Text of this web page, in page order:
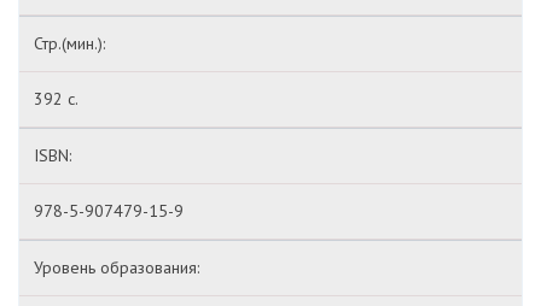
Стр.(мин.):
392 с.
ISBN:
978-5-907479-15-9
Уровень образования: